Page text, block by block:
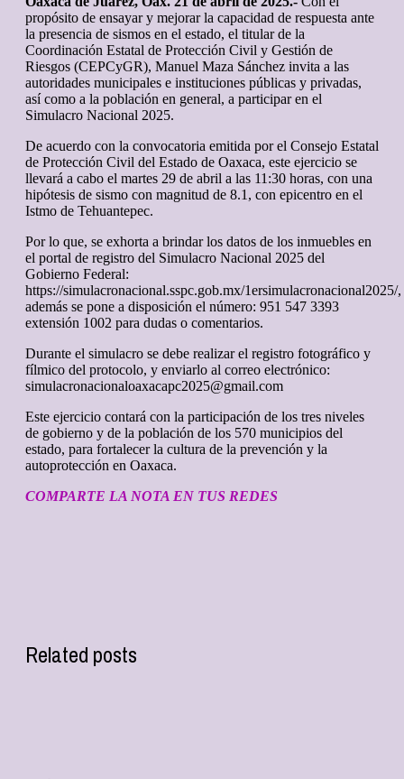
propósito de ensayar y mejorar la capacidad de respuesta ante
la presencia de sismos en el estado, el titular de la
Coordinación Estatal de Protección Civil y Gestión de
Riesgos (CEPCyGR), Manuel Maza Sánchez invita a las
autoridades municipales e instituciones públicas y privadas,
así como a la población en general, a participar en el
Simulacro Nacional 2025.
De acuerdo con la convocatoria emitida por el Consejo Estatal
de Protección Civil del Estado de Oaxaca, este ejercicio se
llevará a cabo el martes 29 de abril a las 11:30 horas, con una
hipótesis de sismo con magnitud de 8.1, con epicentro en el
Istmo de Tehuantepec.
Por lo que, se exhorta a brindar los datos de los inmuebles en
el portal de registro del Simulacro Nacional 2025 del
Gobierno Federal:
https://simulacronacional.sspc.gob.mx/1ersimulacronacional2025/,
además se pone a disposición el número: 951 547 3393
extensión 1002 para dudas o comentarios.
Durante el simulacro se debe realizar el registro fotográfico y
fílmico del protocolo, y enviarlo al correo electrónico:
simulacronacionaloaxacapc2025@gmail.com
Este ejercicio contará con la participación de los tres niveles
de gobierno y de la población de los 570 municipios del
estado, para fortalecer la cultura de la prevención y la
autoprotección en Oaxaca.
COMPARTE LA NOTA EN TUS REDES
Related posts